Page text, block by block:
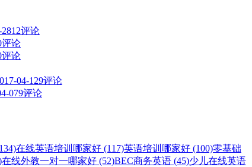
2812评论
评论
评论
04-129评论
079评论
在线英语培训哪家好 (117)英语培训哪家好 (100)零基础
在线外教一对一哪家好 (52)BEC商务英语 (45)少儿在线英语